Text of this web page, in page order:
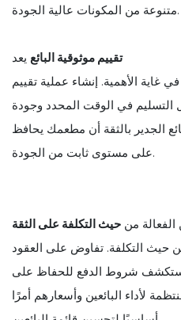
متنوعة من المكونات عالية الجودة.
تقييم موثوقية البائع يعد
في غاية الأهمية. إنشاء عملية تقييم
التسليم في الوقت المحدد وجودة
الجدير بالثقة أن مطعمك يحافظ
على مستوى ثابت من الجودة.
الفعالة من حيث التكلفة على الثقة
حيث التكلفة. تفاوض على العقود
شروط الدفع للحفاظ على
لأداء البائعين وأسعارهم أمرًا